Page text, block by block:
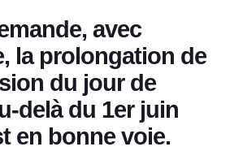
avec
la prolongation de
du jour de
delà du 1er juin
en bonne voie.